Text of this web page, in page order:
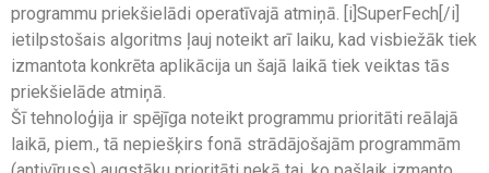
programmu priekšielādi operatīvajā atmiņā. [i]SuperFech[/i]
ietilpstošais algoritms ļauj noteikt arī laiku, kad visbiežāk tiek
izmantota konkrēta aplikācija un šajā laikā tiek veiktas tās
priekšielāde atmiņā.
Šī tehnoloģija ir spējīga noteikt programmu prioritāti reālajā
laikā, piem., tā nepiešķirs fonā strādājošajām programmām